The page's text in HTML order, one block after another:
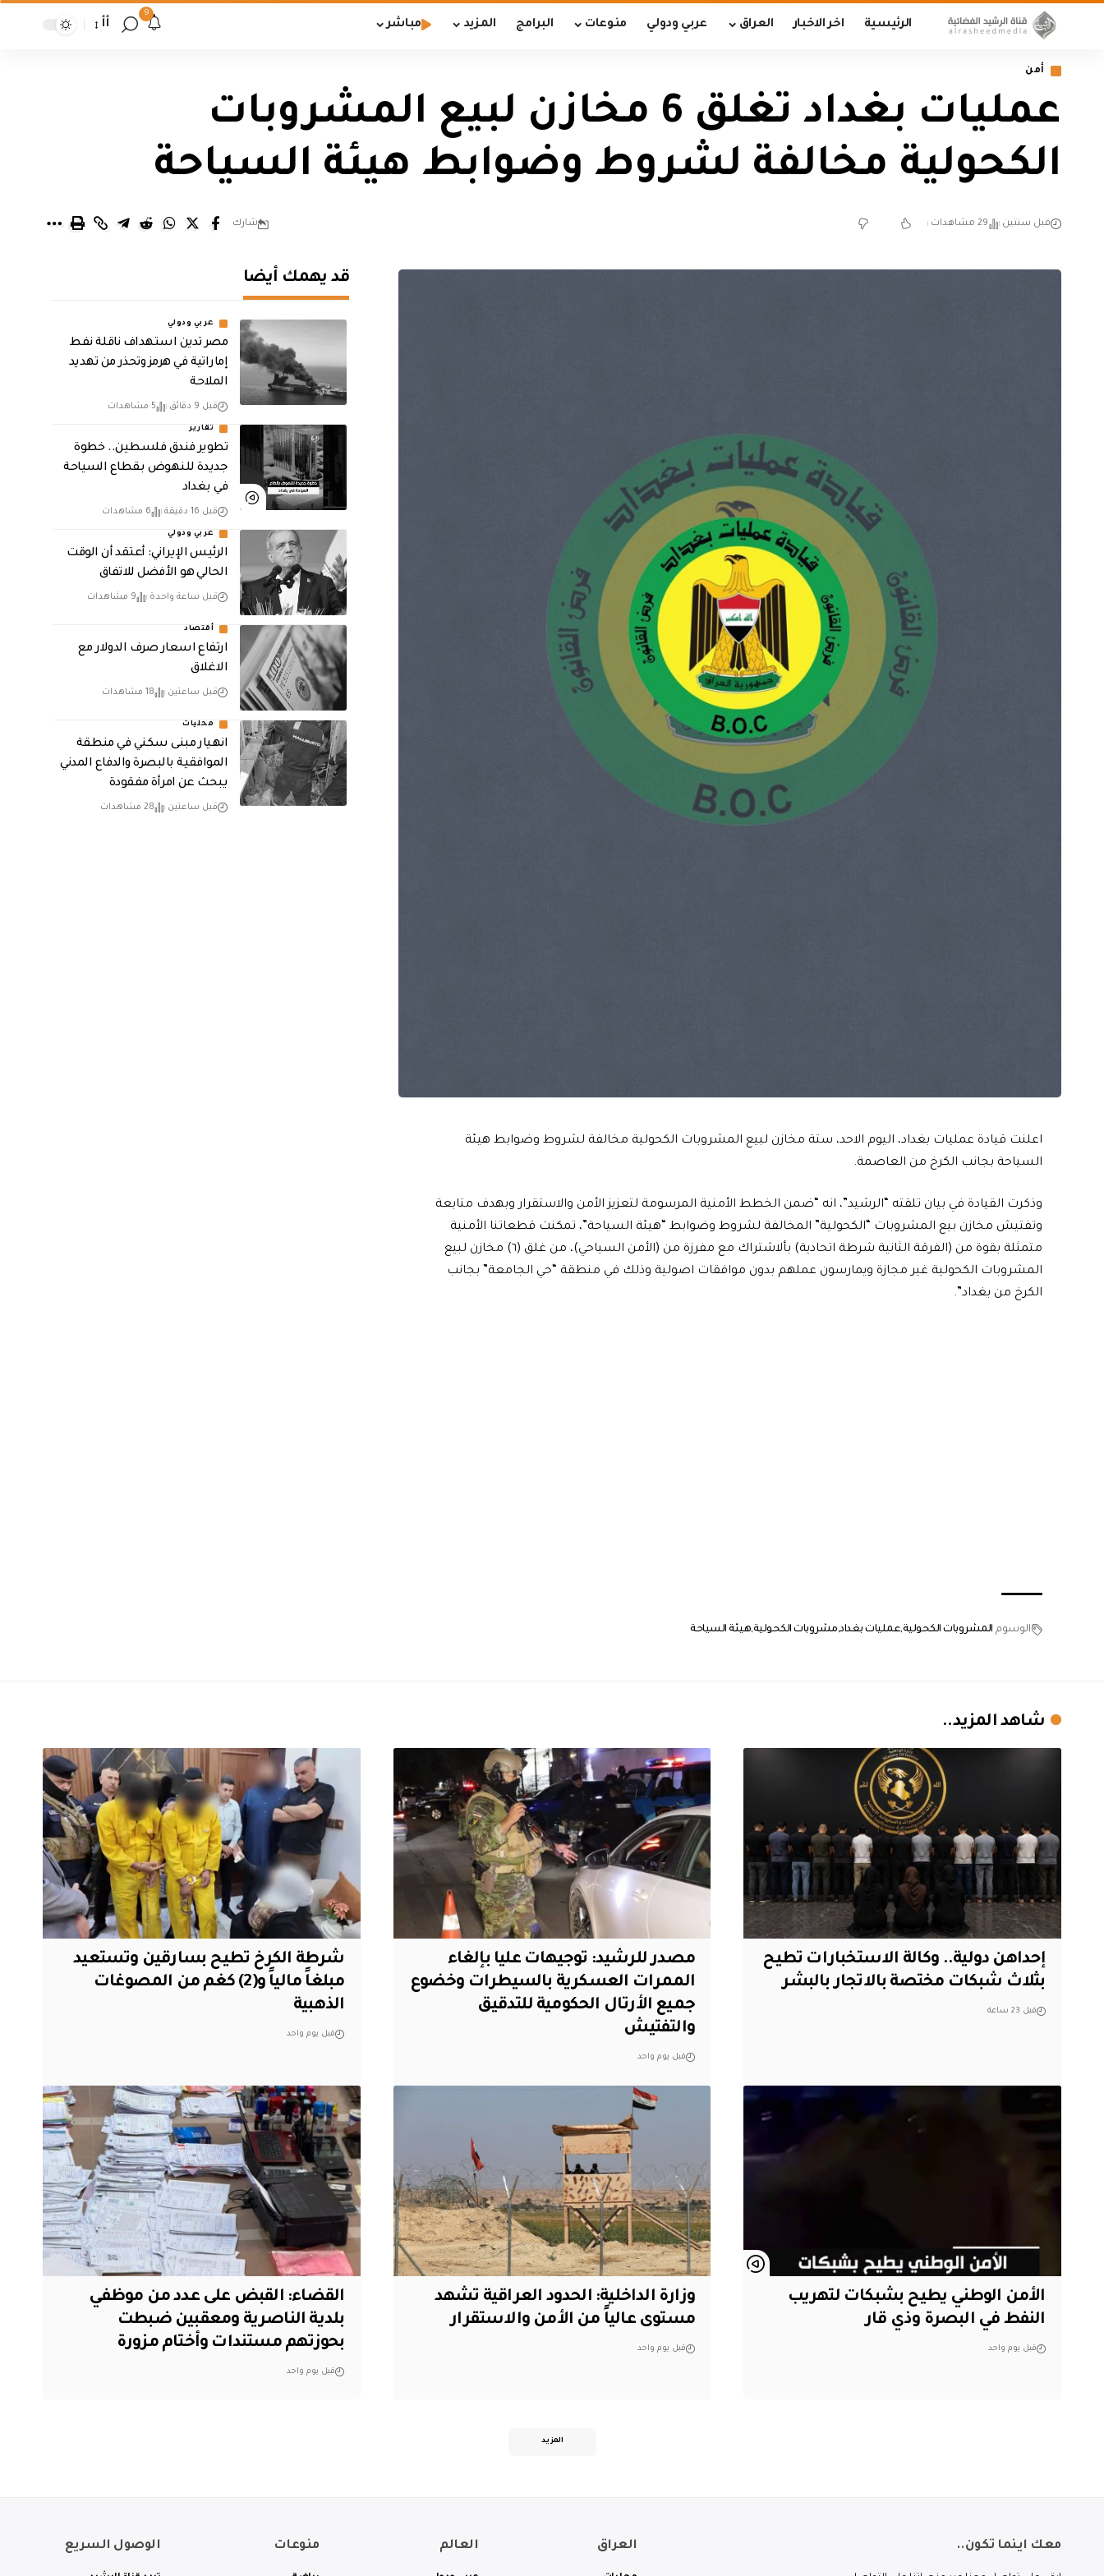
الرئيسية اخر الاخبار العراق عربي ودولي منوعات البرامج المزيد مباشر
9
أأ
أمن
عمليات بغداد تغلق 6 مخازن لبيع المشروبات
الكحولية مخالفة لشروط وضوابط هيئة السياحة
قبل سنتين 29 مشاهدات شارك
اعلنت قيادة عمليات بغداد، اليوم الاحد، ستة مخازن لبيع المشروبات الكحولية مخالفة لشروط وضوابط هيئة
السياحة بجانب الكرخ من العاصمة.
وذكرت القيادة في بيان تلقته “الرشيد”، انه “ضمن الخطط الأمنية المرسومة لتعزيز الأمن والاستقرار وبهدف متابعة
وتفتيش مخازن بيع المشروبات “الكحولية” المخالفة لشروط وضوابط “هيئة السياحة”، تمكنت قطعاتنا الأمنية
متمثلة بقوة من (الفرقة الثانية شرطة اتحادية) بألاشتراك مع مفرزة من (الأمن السياحي)، من غلق (٦) مخازن لبيع
المشروبات الكحولية غير مجازة ويمارسون عملهم بدون موافقات اصولية وذلك في منطقة “حي الجامعة” بجانب
الكرخ من بغداد”.
الوسوم المشروبات الكحولية عمليات بغداد مشروبات الكحولية هيئة السياحة
قد يهمك أيضا
عربي ودولي
مصر تدين استهداف ناقلة نفط
إماراتية في هرمز وتحذر من تهديد
الملاحة
قبل 9 دقائق 5 مشاهدات
تقارير
تطوير فندق فلسطين.. خطوة
جديدة للنهوض بقطاع السياحة
في بغداد
قبل 16 دقيقة 6 مشاهدات
عربي ودولي
الرئيس الإيراني: أعتقد أن الوقت
الحالي هو الأفضل للاتفاق
قبل ساعة واحدة 9 مشاهدات
أقتصاد
ارتفاع اسعار صرف الدولار مع
الاغلاق
قبل ساعتين 18 مشاهدات
محليات
انهيار مبنى سكني في منطقة
الموافقية بالبصرة والدفاع المدني
يبحث عن امرأة مفقودة
قبل ساعتين 28 مشاهدات
شاهد المزيد..
إحداهن دولية.. وكالة الاستخبارات تطيح
بثلاث شبكات مختصة بالاتجار بالبشر
قبل 23 ساعة
مصدر للرشيد: توجيهات عليا بإلغاء
الممرات العسكرية بالسيطرات وخضوع
جميع الأرتال الحكومية للتدقيق
والتفتيش
قبل يوم واحد
شرطة الكرخ تطيح بسارقين وتستعيد
مبلغاً مالياً و(2) كغم من المصوغات
الذهبية
قبل يوم واحد
الأمن الوطني يطيح بشبكات لتهريب
النفط في البصرة وذي قار
قبل يوم واحد
وزارة الداخلية: الحدود العراقية تشهد
مستوى عالياً من الأمن والاستقرار
قبل يوم واحد
القضاء: القبض على عدد من موظفي
بلدية الناصرية ومعقبين ضبطت
بحوزتهم مستندات وأختام مزورة
قبل يوم واحد
المزيد
معك اينما تكون.. العراق العالم منوعات الوصول السريع